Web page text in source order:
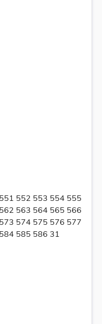
552 553 554 555
563 564 565 566
574 575 576 577
585 586 31